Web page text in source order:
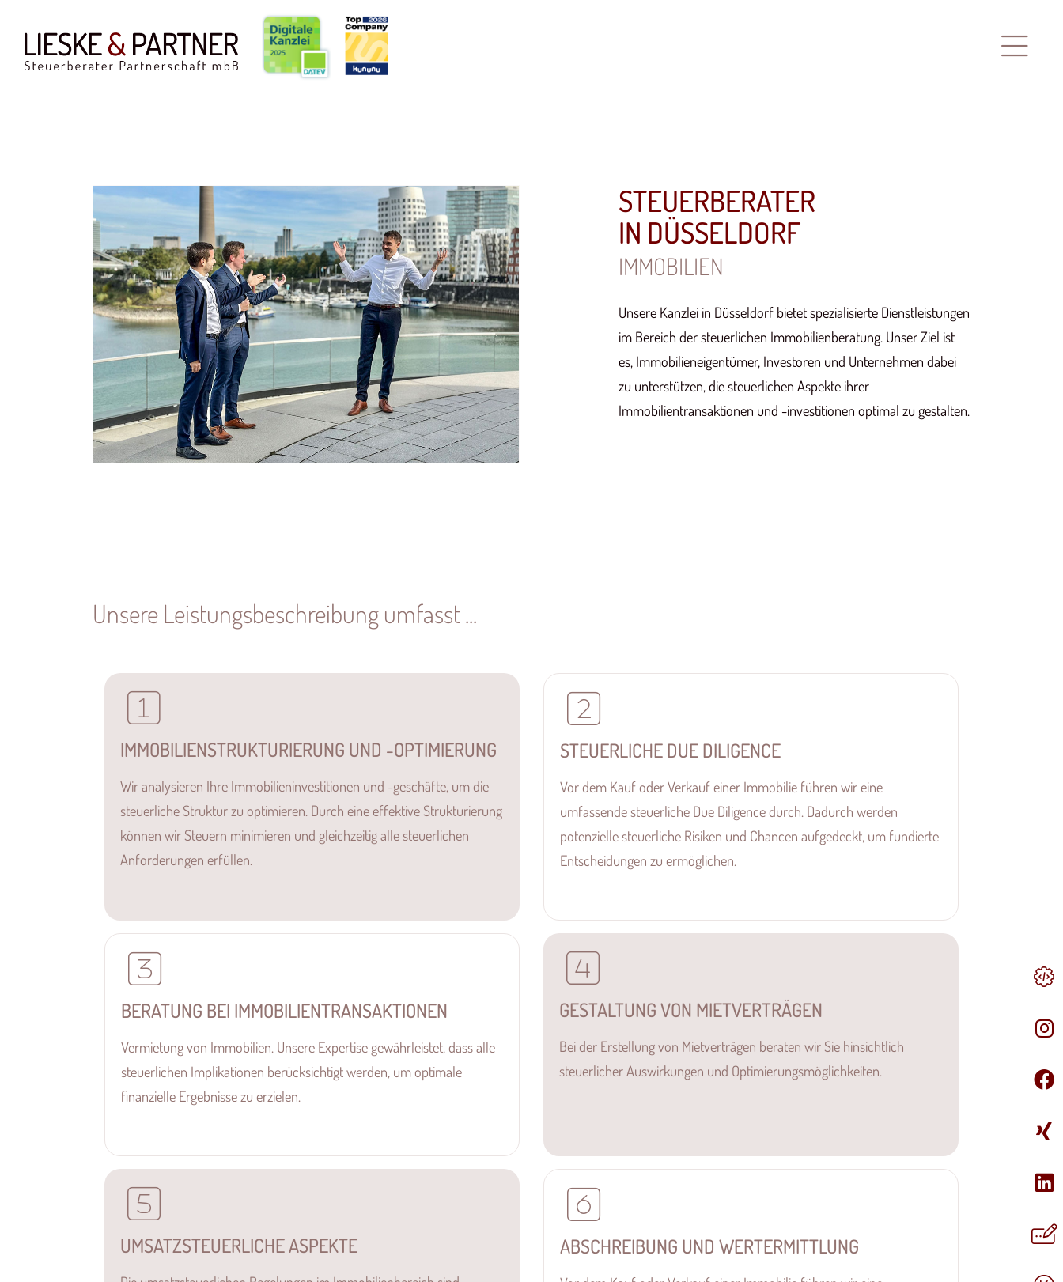
STEUERBERATER
IN DÜSSELDORF
IMMOBILIEN
Unsere Kanzlei in Düsseldorf bietet spezialisierte Dienstleistungen
im Bereich der steuerlichen Immobilienberatung. Unser Ziel ist
es, Immobilieneigentümer, Investoren und Unternehmen dabei
zu unterstützen, die steuerlichen Aspekte ihrer
Immobilientransaktionen und -investitionen optimal zu gestalten.
Unsere Leistungsbeschreibung umfasst ...
IMMOBILIENSTRUKTURIERUNG UND -OPTIMIERUNG
Wir analysieren Ihre Immobilieninvestitionen und -geschäfte, um die
steuerliche Struktur zu optimieren. Durch eine effektive Strukturierung
können wir Steuern minimieren und gleichzeitig alle steuerlichen
Anforderungen erfüllen.
STEUERLICHE DUE DILIGENCE
Vor dem Kauf oder Verkauf einer Immobilie führen wir eine
umfassende steuerliche Due Diligence durch. Dadurch werden
potenzielle steuerliche Risiken und Chancen aufgedeckt, um fundierte
Entscheidungen zu ermöglichen.
BERATUNG BEI IMMOBILIENTRANSAKTIONEN
Vermietung von Immobilien. Unsere Expertise gewährleistet, dass alle
steuerlichen Implikationen berücksichtigt werden, um optimale
finanzielle Ergebnisse zu erzielen.
GESTALTUNG VON MIETVERTRÄGEN
Bei der Erstellung von Mietverträgen beraten wir Sie hinsichtlich
steuerlicher Auswirkungen und Optimierungsmöglichkeiten.
UMSATZSTEUERLICHE ASPEKTE ABSCHREIBUNG UND WERTERMITTLUNG